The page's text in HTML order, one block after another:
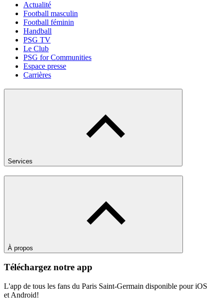
Actualité
Football masculin
Football féminin
Handball
PSG TV
Le Club
PSG for Communities
Espace presse
Carrières
Services
À propos
Téléchargez notre app
L'app de tous les fans du Paris Saint-Germain disponible pour iOS
et Android!